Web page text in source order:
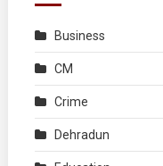
Business
CM
Crime
Dehradun